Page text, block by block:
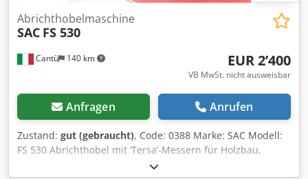
Cantù 140 km
Abrichthobelmaschine
SAC FS 530
EUR 2’400
VB MwSt. nicht ausweisbar
Anfragen Anrufen
Zustand: gut (gebraucht), Code: 0388 Marke: SAC Modell:
FS 530 Abrichthobel mit ‘Tersa’-Messern für Holzbau,
Möbelherstellung, Einzelanfertigung von Möbeln,